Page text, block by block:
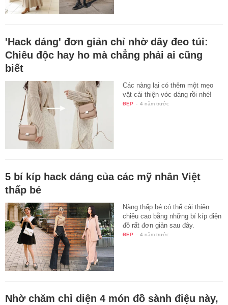
'Hack dáng' đơn giản chỉ nhờ dây đeo túi:
Chiêu độc hay ho mà chẳng phải ai cũng
biết
Các nàng lại có thêm một mẹo
vặt cải thiện vóc dáng rồi nhé!
ĐẸP - 4 năm trước
5 bí kíp hack dáng của các mỹ nhân Việt
thấp bé
Nàng thấp bé có thể cải thiện
chiều cao bằng những bí kíp diện
đồ rất đơn giản sau đây.
ĐẸP - 4 năm trước
Nhờ chăm chỉ diện 4 món đồ sành điệu này,